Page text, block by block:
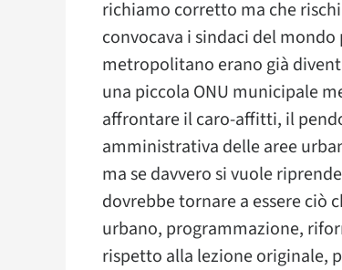
richiamo corretto ma che
convocava i sindaci del
metropolitano erano già
una piccola ONU municipale
affrontare il caro-affitti, il
amministrativa delle aree
ma se davvero si vuole
dovrebbe tornare a essere ciò
urbano, programmazione,
rispetto alla lezione originale,